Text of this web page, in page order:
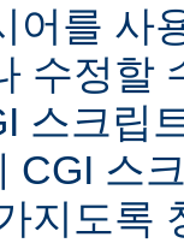
어를 사
수정할
스크립
CGI 스
지도록